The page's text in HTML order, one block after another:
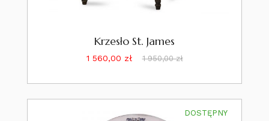
Krzesło St. James
1 560,00 zł
Cena
1 950,00 złCena
DOSTĘPNY